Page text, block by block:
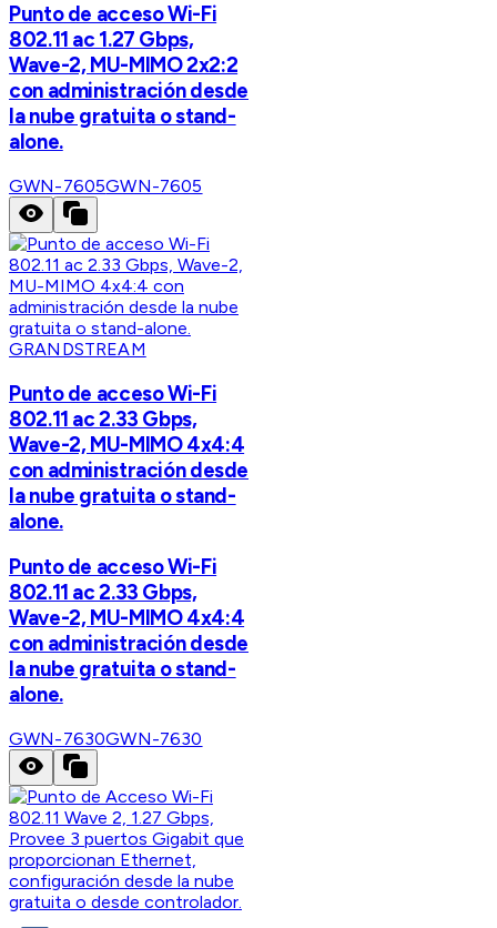
Punto de acceso Wi-Fi
802.11 ac 1.27 Gbps,
Wave-2, MU-MIMO 2x2:2
con administración desde
la nube gratuita o stand-
alone.
GWN-7605GWN-7605
GRANDSTREAM
Punto de acceso Wi-Fi
802.11 ac 2.33 Gbps,
Wave-2, MU-MIMO 4x4:4
con administración desde
la nube gratuita o stand-
alone.
Punto de acceso Wi-Fi
802.11 ac 2.33 Gbps,
Wave-2, MU-MIMO 4x4:4
con administración desde
la nube gratuita o stand-
alone.
GWN-7630GWN-7630